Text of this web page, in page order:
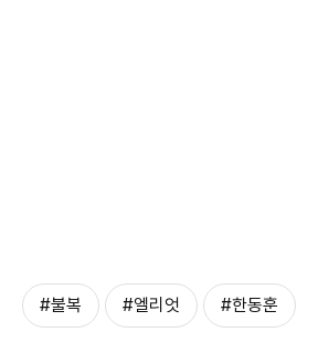
#불복 #엘리엇 #한동훈